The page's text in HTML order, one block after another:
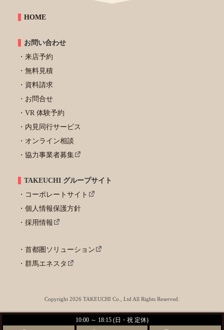
HOME
お問い合わせ
来店予約
無料見積
資料請求
お問合せ
VR 体験予約
内見同行サービス
オンライン相談
協力事業者募集
TAKEUCHI グループサイト
コーポレートサイト
個人情報保護方針
採用情報
首都圏ソリューション
群馬エネスタ
Copyright 2026 TAKEUCHI Co., Ltd All Rights Reserved.
10:00 ～ 18:15 (日・祝 定休)